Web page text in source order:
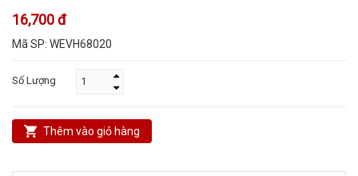
16,700 đ
Mã SP: WEVH68020
Số Lượng
Thêm vào giỏ hàng